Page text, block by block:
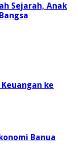
Sejarah, Anak
ke
Banua